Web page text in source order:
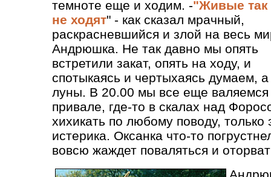
темноте еще и ходим. -"Живые так
не ходят" - как сказал мрачный,
раскрасневшийся и злой на весь
Андрюшка. Не так давно мы опять
встретили закат, опять на ходу, и
спотыкаясь и чертыхаясь думаем,
луны. В 20.00 мы все еще
привале, где-то в скалах над
хихикать по любому поводу,
истерика. Оксанка что-то
вовсю жаждет поваляться и